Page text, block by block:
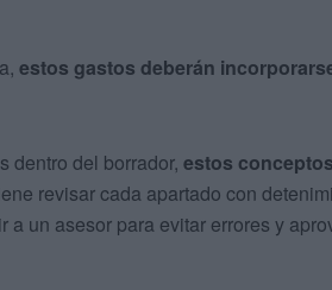
estos gastos deberán
dentro del borrador, estos
revisar cada apartado con
un asesor para evitar errores y